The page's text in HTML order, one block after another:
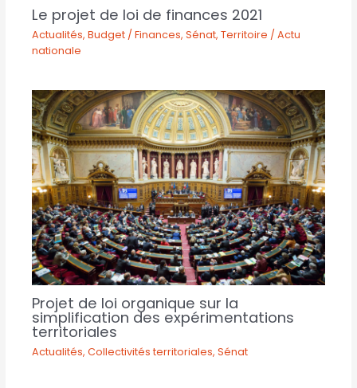
Le projet de loi de finances 2021
Actualités,Budget / Finances,Sénat,Territoire / Actu
nationale
Projet de loi organique sur la
simplification des expérimentations
territoriales
Actualités,Collectivités territoriales,Sénat